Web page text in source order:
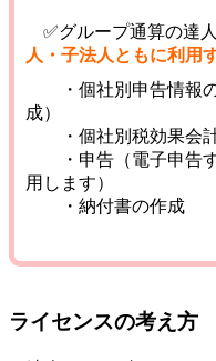
✅グループ通算の達人
人・子法人ともに利用
・個社別申告情報の
成）
・個社別税効果会
・申告（電子申告す
用します）
・納付書の作成
ライセンスの考え方